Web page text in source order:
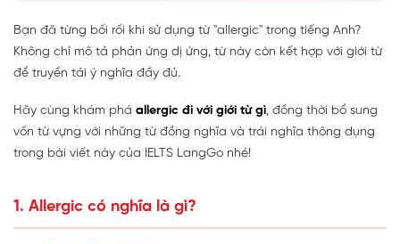
Bạn đã từng bối rối khi sử dụng từ "allergic" trong tiếng Anh?
Không chỉ mô tả phản ứng dị ứng, từ này còn kết hợp với giới từ
để truyền tải ý nghĩa đầy đủ.
Hãy cùng khám phá allergic đi với giới từ gì, đồng thời bổ sung
vốn từ vựng với những từ đồng nghĩa và trái nghĩa thông dụng
trong bài viết này của IELTS LangGo nhé!
1. Allergic có nghĩa là gì?